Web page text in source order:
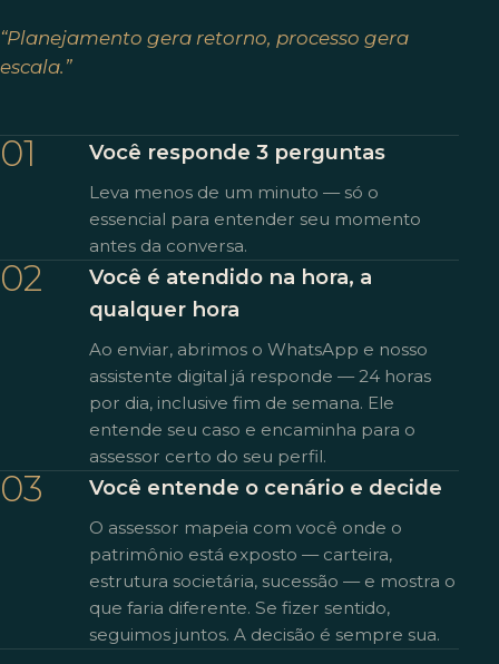
“Planejamento gera retorno, processo gera
escala.”
01 Você responde 3 perguntas
Leva menos de um minuto — só o
essencial para entender seu momento
antes da conversa.
02
Você é atendido na hora, a
qualquer hora
Ao enviar, abrimos o WhatsApp e nosso
assistente digital já responde — 24 horas
por dia, inclusive fim de semana. Ele
entende seu caso e encaminha para o
assessor certo do seu perfil.
03 Você entende o cenário e decide
O assessor mapeia com você onde o
patrimônio está exposto — carteira,
estrutura societária, sucessão — e mostra o
que faria diferente. Se fizer sentido,
seguimos juntos. A decisão é sempre sua.